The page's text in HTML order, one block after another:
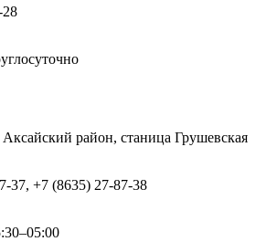
28
Аксайский район, станица Грушевская
37, +7 (8635) 27-87-38